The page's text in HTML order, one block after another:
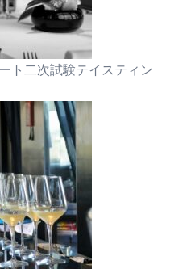
ト二次試験テイスティン